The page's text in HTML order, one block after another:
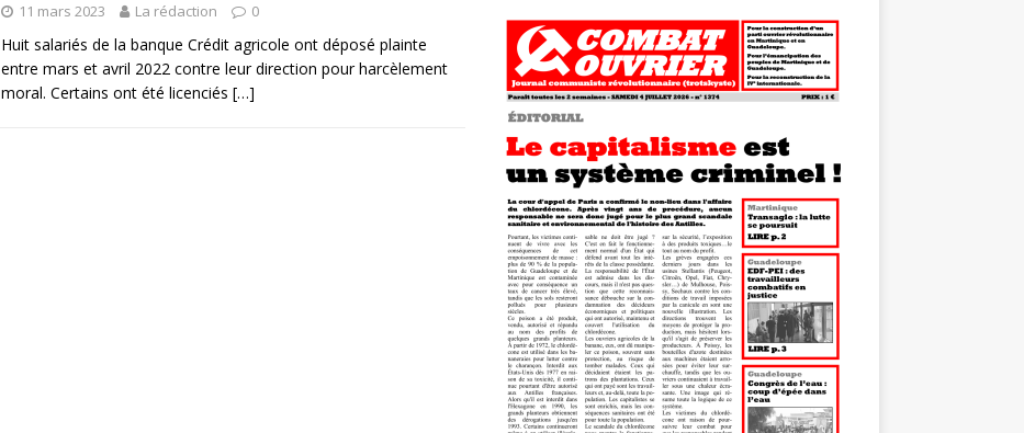
11 mars 2023 La rédaction 0
Huit salariés de la banque Crédit agricole ont déposé plainte
entre mars et avril 2022 contre leur direction pour harcèlement
moral. Certains ont été licenciés […]